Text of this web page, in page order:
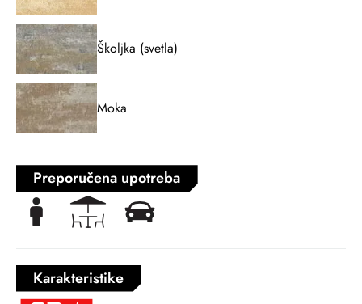
Školjka (svetla)
Moka
Preporučena upotreba
Karakteristike